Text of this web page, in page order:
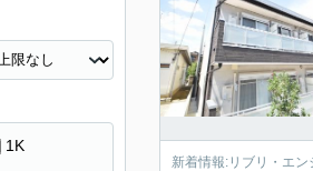
新着情報:リブリ・エン
1K